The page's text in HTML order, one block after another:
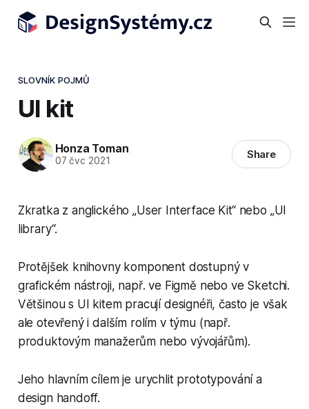
SLOVNÍK POJMŮ
UI kit
Honza Toman
07 čvc 2021 Share
Zkratka z anglického „User Interface Kit“ nebo „UI
library“.
Protějšek knihovny komponent dostupný v
grafickém nástroji, např. ve Figmě nebo ve Sketchi.
Většinou s UI kitem pracují designéři, často je však
ale otevřený i dalším rolím v týmu (např.
produktovým manažerům nebo vývojářům).
Jeho hlavním cílem je urychlit prototypování a
design handoff.